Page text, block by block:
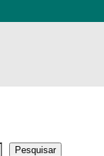
Pesquisar